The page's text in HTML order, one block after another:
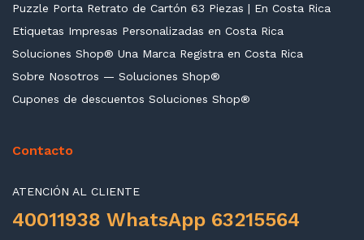
Puzzle Porta Retrato de Cartón 63 Piezas | En Costa Rica
Etiquetas Impresas Personalizadas en Costa Rica
Soluciones Shop® Una Marca Registra en Costa Rica
Sobre Nosotros — Soluciones Shop®
Cupones de descuentos Soluciones Shop®
Contacto
ATENCIÓN AL CLIENTE
40011938 WhatsApp 63215564